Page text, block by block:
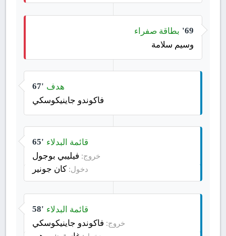
69' بطاقة صفراء
وسيم سلامة
67' هدف
فاكوندو جاينيكوسكي
65' قائمة البدلاء
خروج: فيليبي بوجول
دخول: كان جونير
58' قائمة البدلاء
خروج: فاكوندو جاينيكوسكي